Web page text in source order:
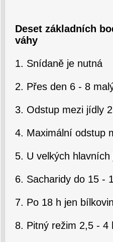
Deset základních
váhy
1. Snídaně je nutná
2. Přes den 6 - 8
3. Odstup mezi jídly
4. Maximální odstup
5. U velkých
6. Sacharidy do 15 -
7. Po 18 h jen
8. Pitný režim 2,5 - 4